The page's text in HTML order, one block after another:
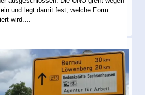
und legt damit fest, welche Form
wird....